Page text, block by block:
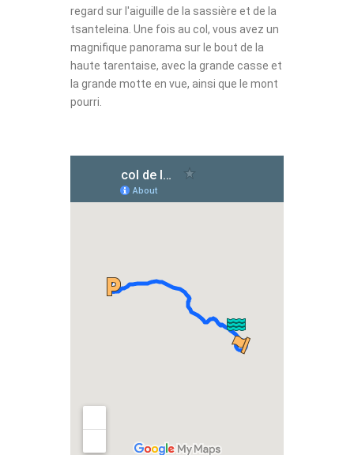
regard sur l'aiguille de la sassière et de la
tsanteleina. Une fois au col, vous avez un
magnifique panorama sur le bout de la
haute tarentaise, avec la grande casse et
la grande motte en vue, ainsi que le mont
pourri.